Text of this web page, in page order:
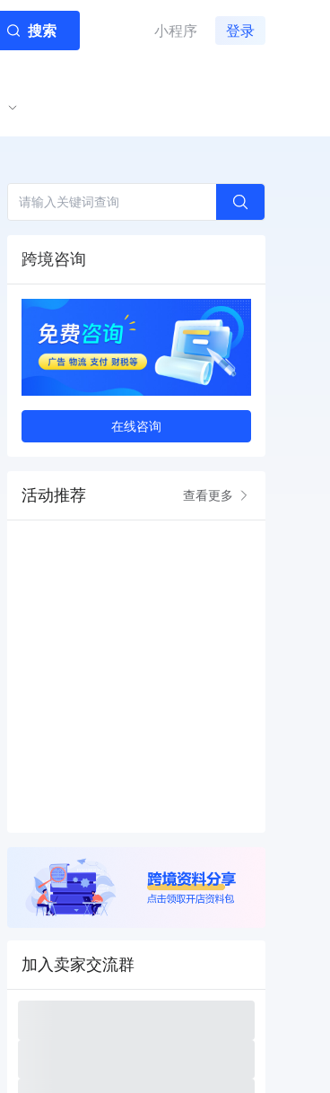
搜索 小程序 登录
跨境咨询
在线咨询
活动推荐 查看更多
加入卖家交流群